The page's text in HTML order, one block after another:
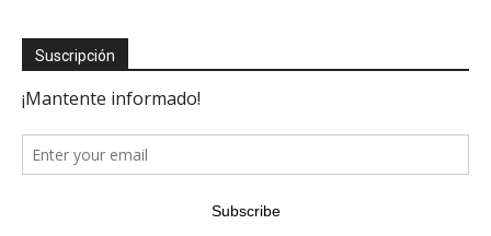
Suscripción